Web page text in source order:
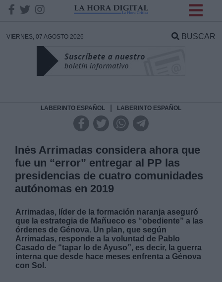
VIERNES, 07 AGOSTO 2026 BUSCAR
LABERINTO ESPAÑOL LABERINTO ESPAÑOL
Inés Arrimadas considera ahora que
fue un “error” entregar al PP las
presidencias de cuatro comunidades
autónomas en 2019
Arrimadas, líder de la formación naranja aseguró
que la estrategia de Mañueco es “obediente” a las
órdenes de Génova. Un plan, que según
Arrimadas, responde a la voluntad de Pablo
Casado de “tapar lo de Ayuso”, es decir, la guerra
interna que desde hace meses enfrenta a Génova
con Sol.
DATOS
Responsable:
Legitimación: